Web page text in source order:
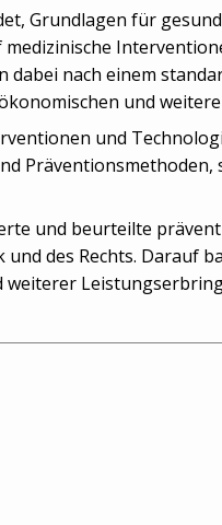
Grundlagen für
dabei nach einem
und
und
und beurteilte
und des Rechts. Darauf
weiterer